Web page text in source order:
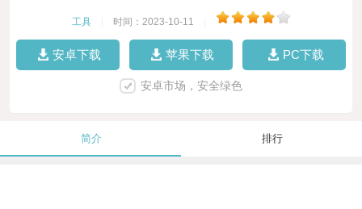
工具 时间：2023-10-11
安卓下载 苹果下载 PC下载
安卓市场，安全绿色
简介 排行